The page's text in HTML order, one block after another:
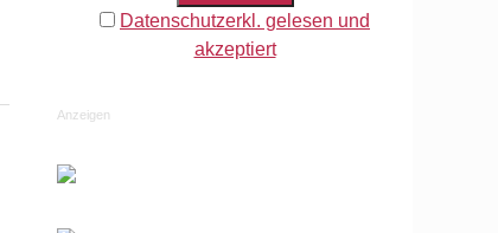
Datenschutzerkl. gelesen und
akzeptiert
Anzeigen